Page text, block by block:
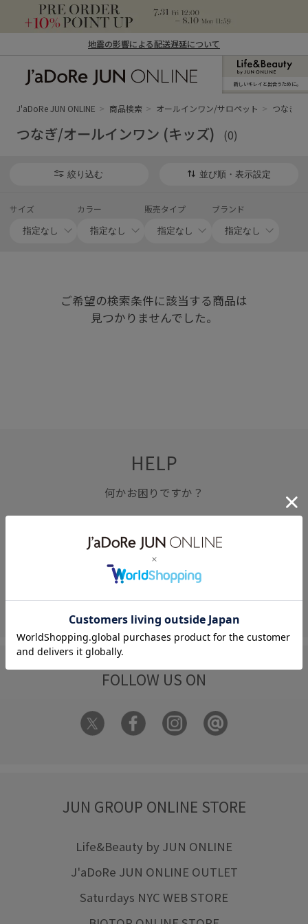
地震の影響による配送遅延について
ン オンライン）
新しいキレイと出合うために。
J'aDoRe JUN ONLINE 商品検索 オールインワン/サロペット つなぎ/
つなぎ/オールインワン (キッズ) (0)
絞り込む 並び順・表示設定
サイズ カラー 販売タイプ ブランド
ご希望の検索条件に該当する商品は
見つかりませんでした。
HELP
何かお困りですか？
FAQ
お問い合わせ
フォーム
FOLLOW US ON
JUN GROUP ONLINE STORE
Life&Beauty by JUN ONLINE
J'aDoRe JUN ONLINE OUTLET
Saturdays NYC WEB STORE